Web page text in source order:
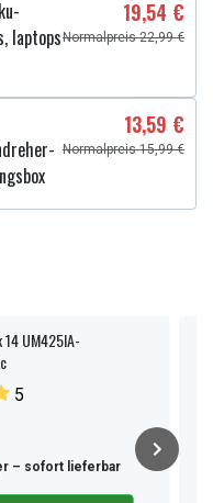
laptops
19,54 €
Normalpreis 22,99 €
13,59 €
Normalpreis 15,99 €
14 UM425IA-
5
– sofort lieferbar